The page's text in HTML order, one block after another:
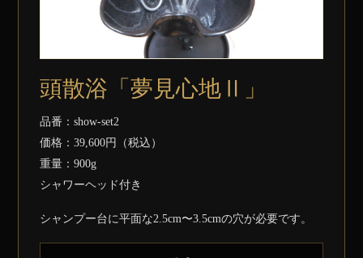
頭散浴「夢見心地Ⅱ」
品番：show-set2
価格：39,600円（税込）
重量：900g
シャワーヘッド付き
シャンプー台に平面な2.5cm〜3.5cmの穴が必要です。